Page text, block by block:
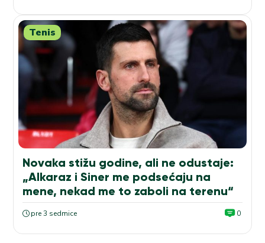
Tenis
Novaka stižu godine, ali ne odustaje:
„Alkaraz i Siner me podsećaju na
mene, nekad me to zaboli na terenu“
pre 3 sedmice 0